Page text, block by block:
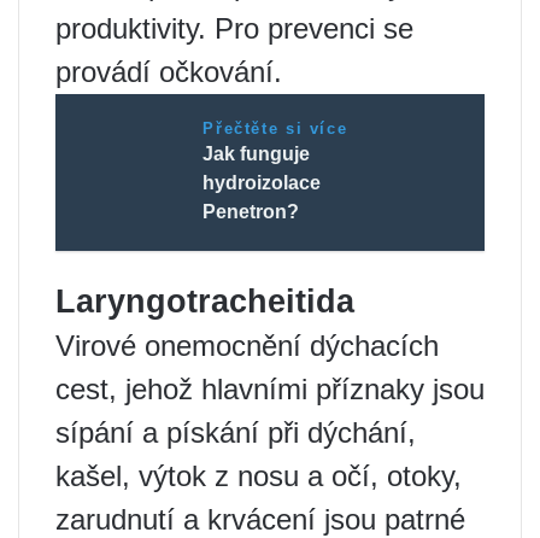
produktivity. Pro prevenci se
provádí očkování.
Přečtěte si více
Jak funguje
hydroizolace
Penetron?
Laryngotracheitida
Virové onemocnění dýchacích
cest, jehož hlavními příznaky jsou
sípání a pískání při dýchání,
kašel, výtok z nosu a očí, otoky,
zarudnutí a krvácení jsou patrné